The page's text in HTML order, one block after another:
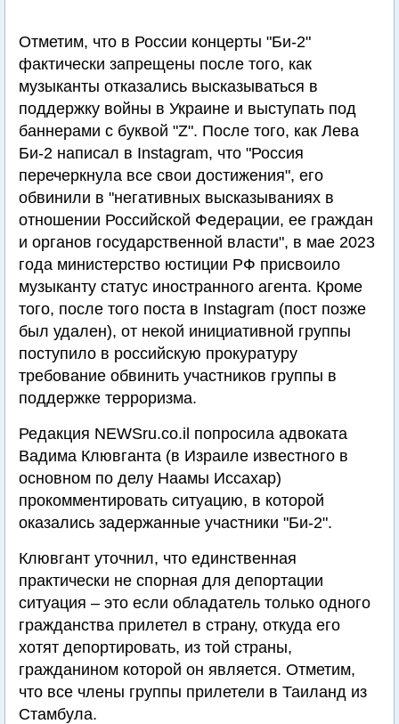
Отметим, что в России концерты "Би-2"
фактически запрещены после того, как
музыканты отказались высказываться в
поддержку войны в Украине и выступать под
баннерами с буквой "Z". После того, как Лева
Би-2 написал в Instagram, что "Россия
перечеркнула все свои достижения", его
обвинили в "негативных высказываниях в
отношении Российской Федерации, ее граждан
и органов государственной власти", в мае 2023
года министерство юстиции РФ присвоило
музыканту статус иностранного агента. Кроме
того, после того поста в Instagram (пост позже
был удален), от некой инициативной группы
поступило в российскую прокуратуру
требование обвинить участников группы в
поддержке терроризма.
Редакция NEWSru.co.il попросила адвоката
Вадима Клювганта (в Израиле известного в
основном по делу Наамы Иссахар)
прокомментировать ситуацию, в которой
оказались задержанные участники "Би-2".
Клювгант уточнил, что единственная
практически не спорная для депортации
ситуация – это если обладатель только одного
гражданства прилетел в страну, откуда его
хотят депортировать, из той страны,
гражданином которой он является. Отметим,
что все члены группы прилетели в Таиланд из
Стамбула.